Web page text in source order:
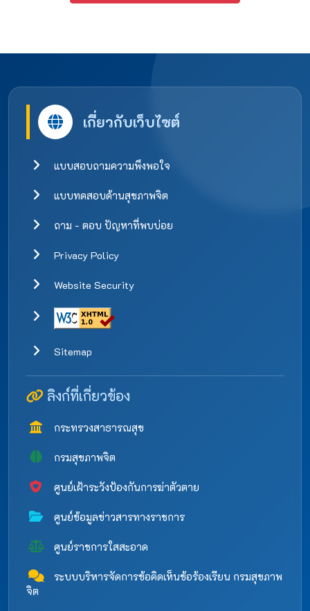
เกี่ยวกับเว็บไซต์
แบบสอบถามความพึงพอใจ
แบบทดสอบด้านสุขภาพจิต
ถาม - ตอบ ปัญหาที่พบบ่อย
Privacy Policy
Website Security
Sitemap
ลิงก์ที่เกี่ยวข้อง
กระทรวงสาธารณสุข
กรมสุขภาพจิต
ศูนย์เฝ้าระวังป้องกันการฆ่าตัวตาย
ศูนย์ข้อมูลข่าวสารทางราชการ
ศูนย์ราชการใสสะอาด
ระบบบริหารจัดการข้อคิดเห็นข้อร้องเรียน กรมสุขภาพ
จิต